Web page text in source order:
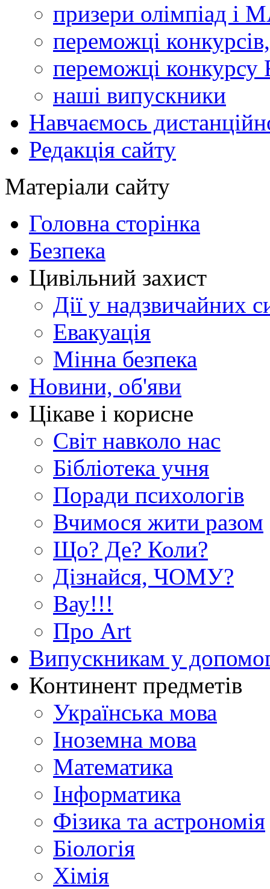
призери олімпіад і
переможці
переможці конкурсу
наші випускники
Навчаємось
Редакція сайту
Матеріали сайту
Головна сторінка
Безпека
Цивільний захист
Дії у надзвичайних
Евакуація
Мінна безпека
Новини, об'яви
Цікаве і корисне
Світ навколо нас
Бібліотека учня
Поради психологів
Вчимося жити разом
Що? Де? Коли?
Дізнайся, ЧОМУ?
Вау!!!
Про Art
Випускникам у
Континент предметів
Українська мова
Іноземна мова
Математика
Інформатика
Фізика та астрономія
Біологія
Хімія